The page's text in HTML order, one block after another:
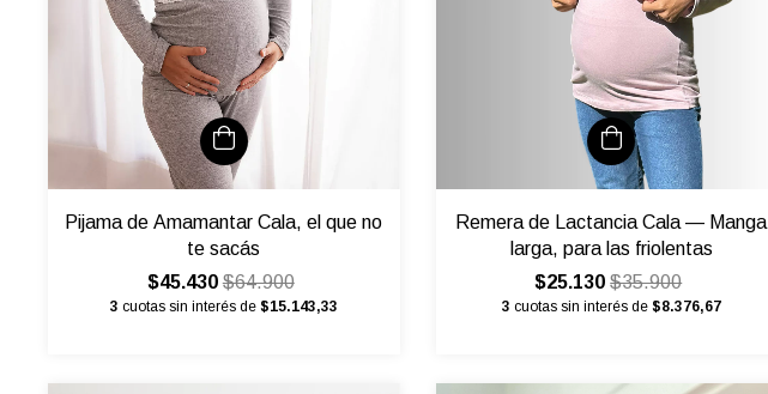
Pijama de Amamantar Cala, el que no
te sacás
$45.430$64.900
3 cuotas sin interés de $15.143,33
Remera de Lactancia Cala — Manga
larga, para las friolentas
$25.130$35.900
3 cuotas sin interés de $8.376,67